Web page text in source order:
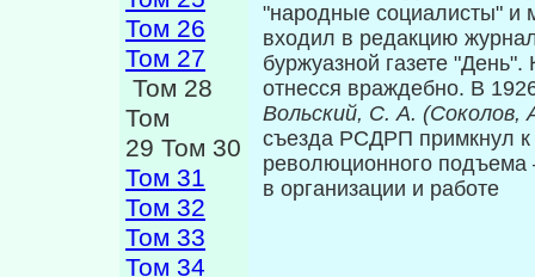
Том 26
Том 27
Том 28
Том
29 Том 30
Том 31
Том 32
Том 33
Том 34
"народные социалисты" и
входил в редакцию
буржуазной газете
отнесся враждебно. В
Вольский, С. А. (Соколов,
съезда РСДРП примкнул к
революционного подъема
в организации и работе